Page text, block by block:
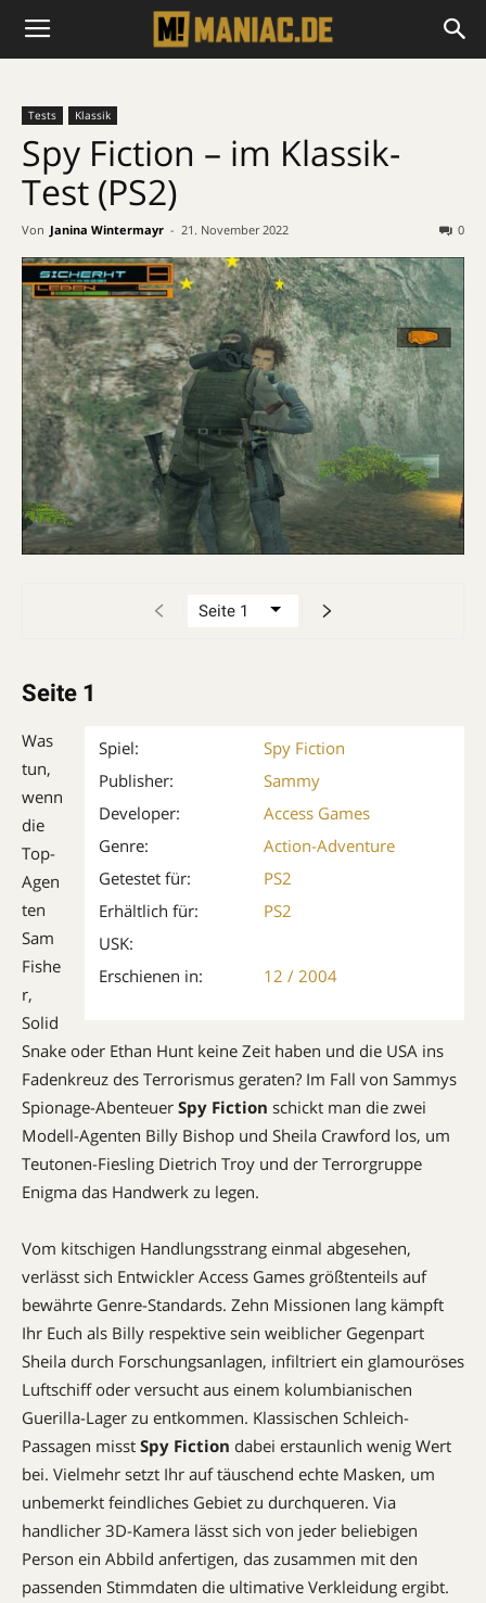
Tests Klassik
Spy Fiction – im Klassik-
Test (PS2)
Von Janina Wintermayr - 21. November 2022 0
Seite 1
Spiel:
Spy Fiction
Publisher:
Sammy
Developer:
Access Games
Genre:
Action-Adventure
Getestet für:
PS2
Erhältlich für:
PS2
USK:
Erschienen in:
12 / 2004
Was
tun,
wenn
die
Top-
Agen
ten
Sam
Fishe
r,
Solid
Snake oder Ethan Hunt keine Zeit haben und die USA ins
Fadenkreuz des Terrorismus geraten? Im Fall von Sammys
Spio­nage-Abenteuer Spy Fiction schickt man die zwei
Modell-Agenten Billy Bishop und Sheila Crawford los, um
Teutonen-Fiesling Dietrich Troy und der Terrorgruppe
Enigma das Handwerk zu legen.
Vom kitschigen Handlungsstrang einmal abgesehen,
verlässt sich Entwickler Access Games größtenteils auf
bewährte Genre-Standards. Zehn Missionen lang kämpft
Ihr Euch als Billy respektive sein weiblicher ­Gegenpart
Sheila durch Forschungsanlagen, infiltriert ein glamouröses
Luftschiff oder versucht aus einem kolumbianischen
Guerilla-Lager zu entkommen. Klassischen Schleich-
Passagen misst Spy Fiction dabei erstaunlich wenig Wert
bei. Vielmehr setzt Ihr auf täuschend echte Masken, um
unbemerkt feindliches Gebiet zu durchqueren. Via
handlicher 3D-­Kamera lässt sich von jeder belie­bigen
Person ein Abbild anfertigen, das zusammen mit den
passenden Stimmdaten die ultimative Verkleidung ergibt.